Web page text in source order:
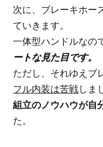
次に、ブレーキホー
ていきます。
一体型ハンドルなの
ートな見た目です。
ただし、それゆえブ
フル内装は苦戦しま
組立のノウハウが自
た。